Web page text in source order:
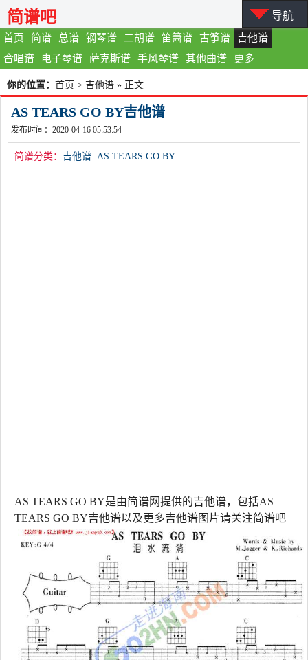
首页 简谱 总谱 钢琴谱 二胡谱 笛箫谱 古筝谱
吉他谱
合唱谱
电子琴谱 萨克斯谱 手风琴谱 其他曲谱 更多
简谱吧 导航
你的位置： 首页 > 吉他谱 » 正文
AS TEARS GO BY吉他谱
发布时间：2020-04-16 05:53:54
简谱分类： 吉他谱 AS TEARS GO BY
AS TEARS GO BY是由简谱网提供的吉他谱，包括AS
TEARS GO BY吉他谱以及更多吉他谱图片请关注简谱吧